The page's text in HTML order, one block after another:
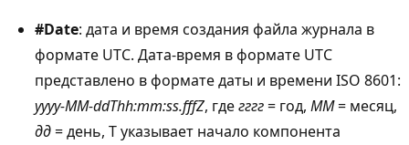
#Date: дата и время создания файла журнала в
формате UTC. Дата-время в формате UTC
представлено в формате даты и времени ISO 8601:
yyyy-MM-ddThh:mm:ss.fffZ, гдегггг= год, ММ= месяц,
дд= день, T указывает начало компонента